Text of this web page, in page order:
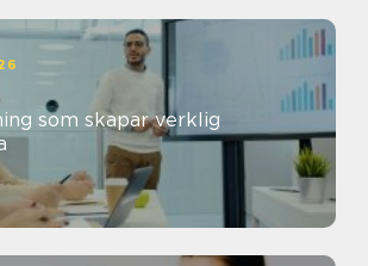
som skapar verklig